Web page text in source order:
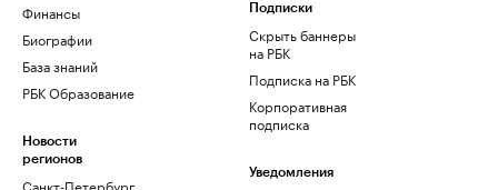
Финансы
Биографии
База знаний
РБК Образование
Новости
регионов
Санкт-Петербург
Подписки
Скрыть баннеры
на РБК
Подписка на РБК
Корпоративная
подписка
Уведомления